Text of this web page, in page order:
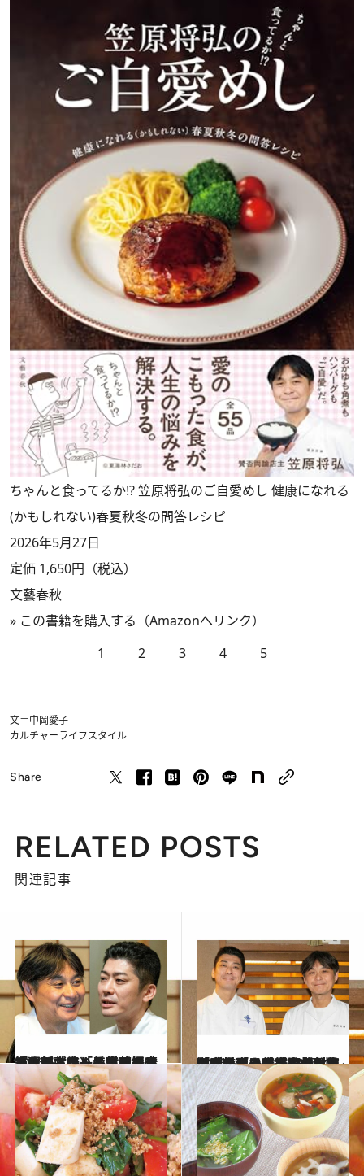
ちゃんと食ってるか!? 笠原将弘のご自愛めし 健康になれる
(かもしれない)春夏秋冬の問答レシピ
2026年5月27日
定価 1,650円（税込）
文藝春秋
» この書籍を購入する（Amazonへリンク）
1
2 3 4 5
文＝中岡愛子
カルチャーライフスタイル
Share
RELATED POSTS
関連記事
2026.6.1
「サッポロ一番食べるんですか？」「はい、好きですね（笑）」東西を代表するふたりの料理人・笠原将弘さんと村田知晴さんが共鳴しあうワケ《週刊文春人気連載を書籍化》
カルチャー 2026.6.1
「お休みはあるんですか？」「子供に泣かれたんですよ、パパともっと遊びたいって」夜中に見つけた置き手紙に悩む京都の料亭の若主人・村田知晴さんに、東京の人気和食料理人・笠原将弘さんが出した“お悩み解決レシピ”
カルチャー